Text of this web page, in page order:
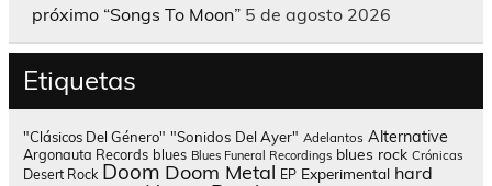
próximo “Songs To Moon” 5 de agosto 2026
Etiquetas
"Clásicos Del Género" "Sonidos Del Ayer" Adelantos Alternative
Argonauta Records blues Blues Funeral Recordings blues rock Crónicas
Desert Rock Doom Doom Metal EP Experimental hard